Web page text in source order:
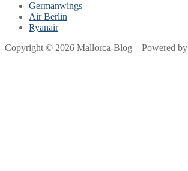
Germanwings
Air Berlin
Ryanair
Copyright © 2026 Mallorca-Blog – Powered by